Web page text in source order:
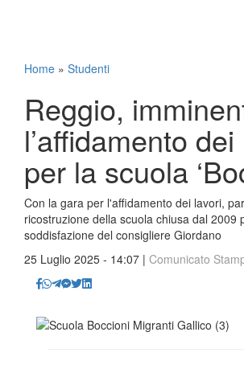
Home » Studenti
Reggio,
l’affidamento
per la scuola
Con la gara per l'affidamento dei lavori,
ricostruzione della scuola chiusa dal 2009
soddisfazione del consigliere Giordano
25 Luglio 2025 - 14:07 | Comunicato